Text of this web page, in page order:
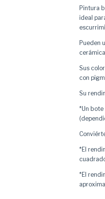
Pintura
ideal
Pueden
Sus
con
Su
*Un
*El
*El